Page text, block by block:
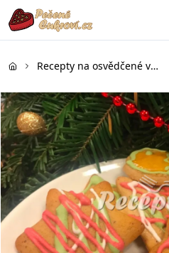
Recepty na osvědčené vánoční cukroví